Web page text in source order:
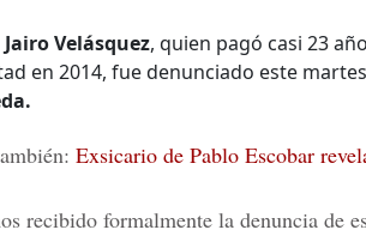
Jairo Velásquez, quien pagó casi 23
en 2014, fue denunciado este
Exsicario de Pablo Escobar
recibido formalmente la denuncia de